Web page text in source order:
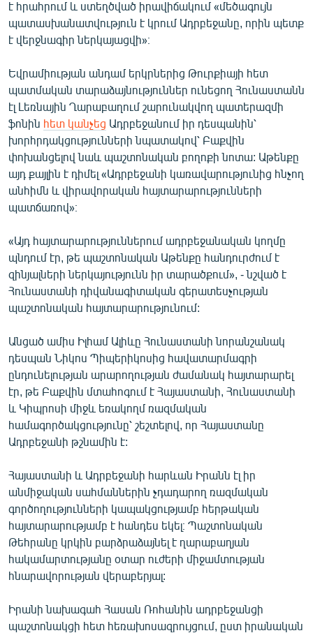
է հրահրում և ստեղծված իրավիճակում «մեծագույն
պատասխանատվություն է կրում Ադրբեջանը, որին պետք
է վերջնագիր ներկայացվի»։
Եվրամիության անդամ երկրներից Թուրքիայի հետ
պատմական տարաձայնություններ ունեցող Հունաստանն
էլ Լեռնային Ղարաբաղում շարունակվող պատերազմի
ֆոնին հետ կանչեց Ադրբեջանում իր դեսպանին՝
խորհրդակցությունների նպատակով՝ Բաքվին
փոխանցելով նաև պաշտոնական բողոքի նոտա: Աթենքը
այդ քայլին է դիմել «Ադրբեջանի կառավարությունից հնչող
անհիմն և վիրավորական հայտարարությունների
պատճառով»։
«Այդ հայտարարություններում ադրբեջանական կողմը
պնդում էր, թե պաշտոնական Աթենքը հանդուրժում է
զինյալների ներկայությունն իր տարածքում», - նշված է
Հունաստանի դիվանագիտական գերատեսչության
պաշտոնական հայտարարությունում:
Անցած ամիս Իլհամ Ալիևը Հունաստանի նորանշանակ
դեսպան Նիկոս Պիպերիկոսից հավատարմագրի
ընդունելության արարողության ժամանակ հայտարարել
էր, թե Բաքվին մտահոգում է Հայաստանի, Հունաստանի
և Կիպրոսի միջև եռակողմ ռազմական
համագործակցությունը՝ շեշտելով, որ Հայաստանը
Ադրբեջանի թշնամին է:
Հայաստանի և Ադրբեջանի հարևան Իրանն էլ իր
անմիջական սահմաններին չդադարող ռազմական
գործողությունների կապակցությամբ հերթական
հայտարարությամբ է հանդես եկել։ Պաշտոնական
Թեհրանը կրկին բարձրաձայնել է ղարաբաղյան
հակամարտությանը օտար ուժերի միջամտության
հնարավորության վերաբերյալ:
Իրանի նախագահ Հասան Ռոհանին ադրբեջանցի
պաշտոնակցի հետ հեռախոսազրույցում, ըստ իրանական